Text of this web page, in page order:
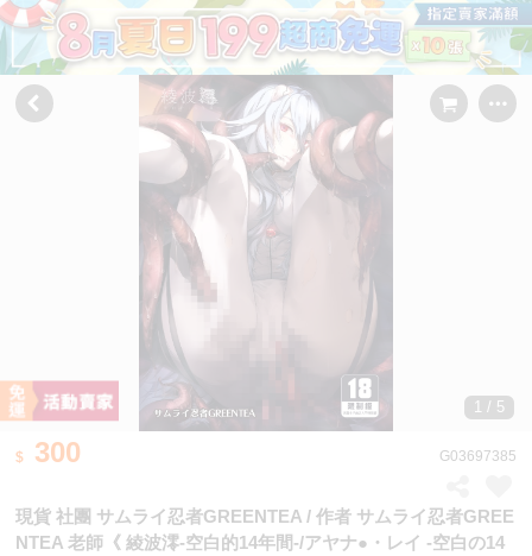
1 / 5
300 G03697385
現貨 社團 サムライ忍者GREENTEA / 作者 サムライ忍者GREE
NTEA 老師《 綾波澪-空白的14年間-/アヤナ●・レイ -空白の14